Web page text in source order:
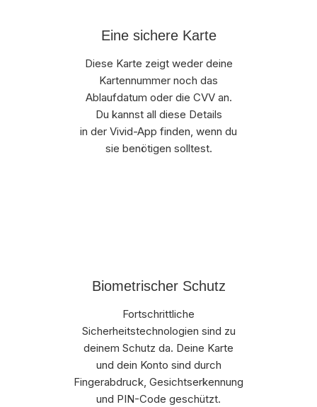
Eine sichere Karte
Diese Karte zeigt weder deine
Kartennummer noch das
Ablaufdatum oder die CVV an.
Du kannst all diese Details
in der Vivid-App finden, wenn du
sie benötigen solltest.
Biometrischer Schutz
Fortschrittliche
Sicherheitstechnologien sind zu
deinem Schutz da. Deine Karte
und dein Konto sind durch
Fingerabdruck, Gesichtserkennung
und PIN-Code geschützt.